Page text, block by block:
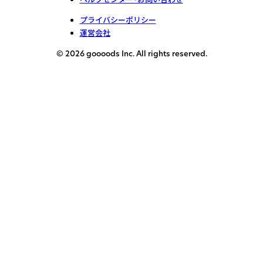
プライバシーポリシー
運営会社
© 2026 goooods Inc. All rights reserved.